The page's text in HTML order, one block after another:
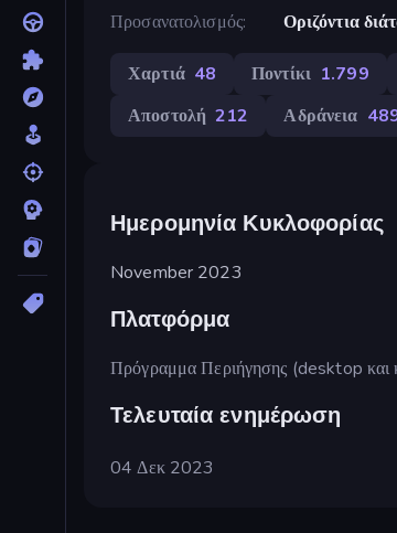
Προσανατολισμός
Οριζόντια
Χαρτιά 48 Ποντίκι 1.799
Αποστολή 212 Αδράνεια
Ημερομηνία Κυκλοφορίας
November 2023
Πλατφόρμα
Πρόγραμμα Περιήγησης (desktop και
Τελευταία ενημέρωση
04 Δεκ 2023